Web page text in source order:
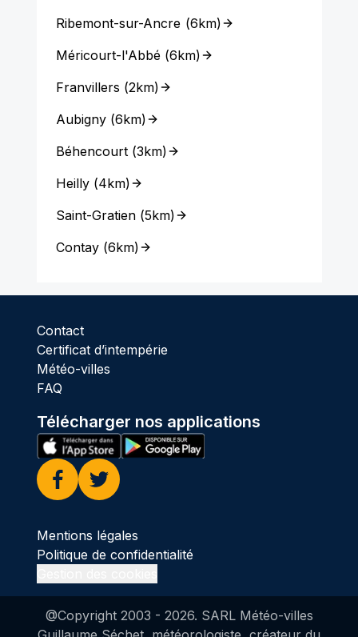
Ribemont-sur-Ancre (6km)
Méricourt-l'Abbé(6km)
Franvillers (2km)
Aubigny(6km)
Béhencourt(3km)
Heilly(4km)
Saint-Gratien(5km)
Contay(6km)
Contact
Certificat d’intempérie
Météo-villes
FAQ
Télécharger nos applications
Facebook
Twitter
Mentions légales
Politique de confidentialité
@Copyright 2003 - 2026. SARL Météo-villes